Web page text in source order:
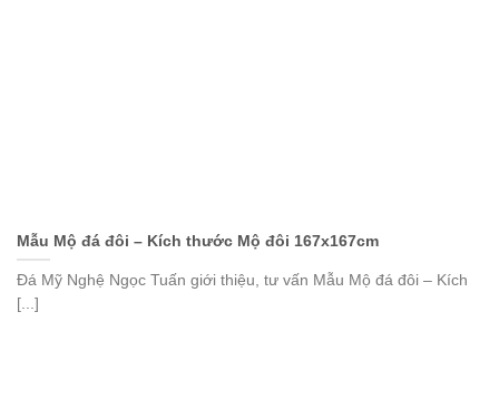
Mẫu Mộ đá đôi – Kích thước Mộ đôi 167x167cm
Đá Mỹ Nghệ Ngọc Tuấn giới thiệu, tư vấn Mẫu Mộ đá đôi – Kích
[...]